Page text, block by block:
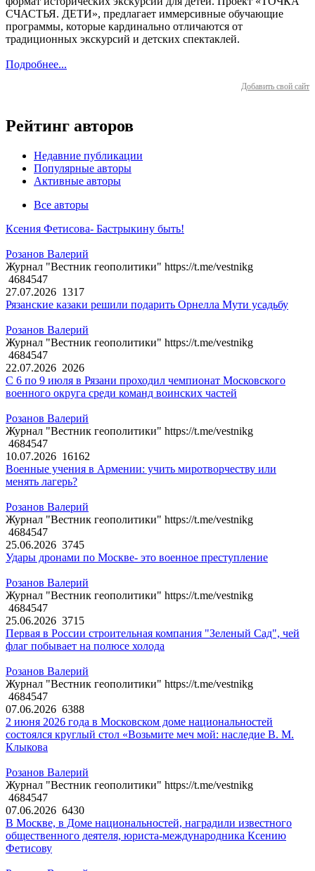
СЧАСТЬЯ. ДЕТИ», предлагает иммерсивные обучающие
программы, которые кардинально отличаются от
традиционных экскурсий и детских спектаклей.
Подробнее...
Добавить свой сайт
Рейтинг авторов
Недавние публикации
Популярные авторы
Активные авторы
Все авторы
Ксения Фетисова- Бастрыкину быть!
Розанов Валерий
Журнал "Вестник геополитики" https://t.me/vestnikg
4684547
27.07.2026 1317
Рязанские казаки решили подарить Орнелла Мути усадьбу
Розанов Валерий
Журнал "Вестник геополитики" https://t.me/vestnikg
4684547
22.07.2026 2026
С 6 по 9 июля в Рязани проходил чемпионат Московского
военного округа среди команд воинских частей
Розанов Валерий
Журнал "Вестник геополитики" https://t.me/vestnikg
4684547
10.07.2026 16162
Военные учения в Армении: учить миротворчеству или
менять лагерь?
Розанов Валерий
Журнал "Вестник геополитики" https://t.me/vestnikg
4684547
25.06.2026 3745
Удары дронами по Москве- это военное преступление
Розанов Валерий
Журнал "Вестник геополитики" https://t.me/vestnikg
4684547
25.06.2026 3715
Первая в России строительная компания "Зеленый Сад", чей
флаг побывает на полюсе холода
Розанов Валерий
Журнал "Вестник геополитики" https://t.me/vestnikg
4684547
07.06.2026 6388
2 июня 2026 года в Московском доме национальностей
состоялся круглый стол «Возьмите меч мой: наследие В. М.
Клыкова
Розанов Валерий
Журнал "Вестник геополитики" https://t.me/vestnikg
4684547
07.06.2026 6430
В Москве, в Доме национальностей, наградили известного
общественного деятеля, юриста-международника Ксению
Фетисову